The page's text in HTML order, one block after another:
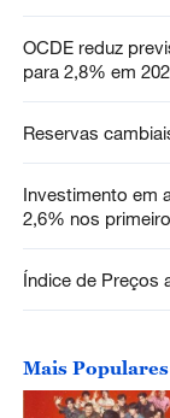
OCDE reduz
para 2,8% em
Reservas
Investimento em
2,6% nos
Índice de Preços
Mais Populares